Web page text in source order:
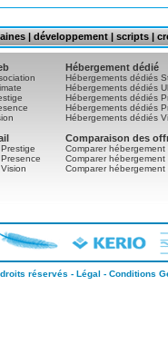
|développement|scripts|
Hébergement dédié
Hébergements dédiés
Hébergements dédiés
Hébergements dédiés
Hébergements dédiés
Hébergements dédiés
Comparaison des
Comparer hébergement
Comparer hébergement
Comparer hébergement
réservés - Légal - Conditions